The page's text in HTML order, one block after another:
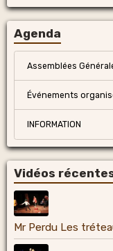
Agenda
Assemblées
Événements
INFORMATION
Vidéos
Mr Perdu Les